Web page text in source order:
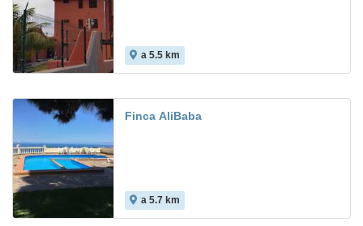
a 5.5 km
Finca AliBaba
a 5.7 km